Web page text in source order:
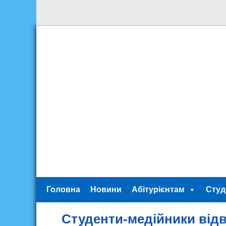
Головна Новини Абітурієнтам
Студенти-медійники